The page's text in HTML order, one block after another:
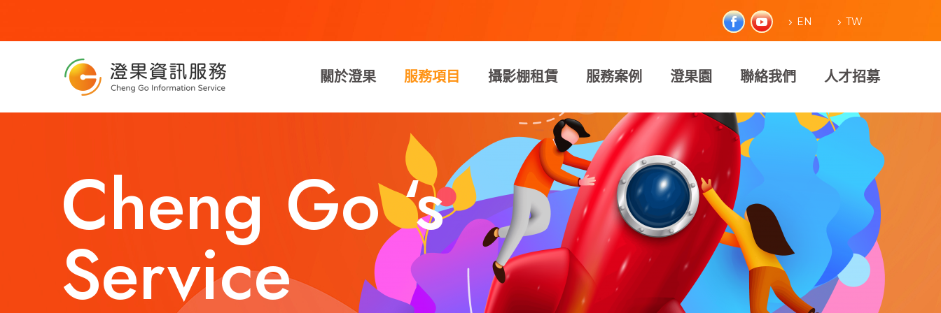
EN TW
關於澄果 服務項目 攝影棚租賃 服務案例 澄果園 聯絡我們 人才招募
Cheng Go ‘s
Service